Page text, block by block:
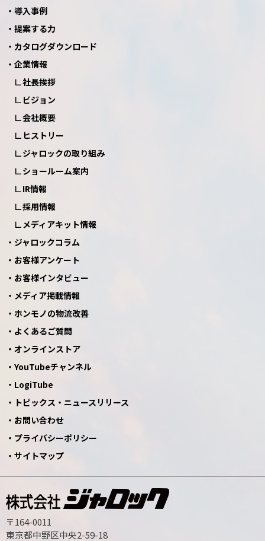
導入事例
提案する力
カタログダウンロード
企業情報
社長挨拶
ビジョン
会社概要
ヒストリー
ジャロックの取り組み
ショールーム案内
IR情報
採用情報
メディアキット情報
ジャロックコラム
お客様アンケート
お客様インタビュー
メディア掲載情報
ホンモノの物流改善
よくあるご質問
オンラインストア
YouTubeチャンネル
LogiTube
トピックス・ニュースリリース
お問い合わせ
プライバシーポリシー
サイトマップ
〒164-0011
東京都中野区中央2-59-18